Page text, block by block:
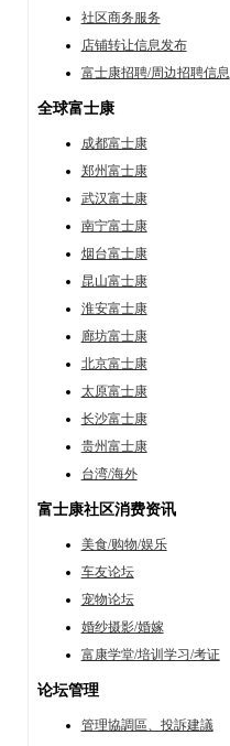
社区商务服务
店铺转让信息发布
富士康招聘/周边招聘信息
全球富士康
成都富士康
郑州富士康
武汉富士康
南宁富士康
烟台富士康
昆山富士康
淮安富士康
廊坊富士康
北京富士康
太原富士康
长沙富士康
贵州富士康
台湾/海外
富士康社区消费资讯
美食/购物/娱乐
车友论坛
宠物论坛
婚纱摄影/婚嫁
富康学堂/培训学习/考证
论坛管理
管理協調區、投訴建議